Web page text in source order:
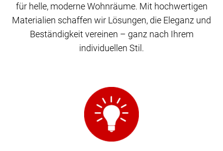
für helle, moderne Wohnräume. Mit hochwertigen
Materialien schaffen wir Lösungen, die Eleganz und
Beständigkeit vereinen – ganz nach Ihrem
individuellen Stil.